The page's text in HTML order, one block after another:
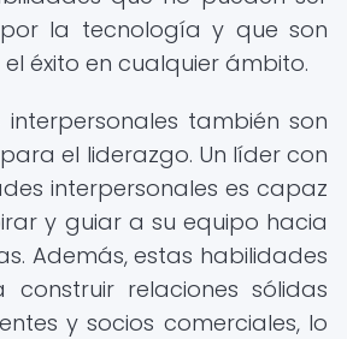
la tecnología y que son
éxito en cualquier ámbito.
interpersonales también son
el liderazgo. Un líder con
interpersonales es capaz
y guiar a su equipo hacia
Además, estas habilidades
relaciones sólidas
y socios comerciales, lo